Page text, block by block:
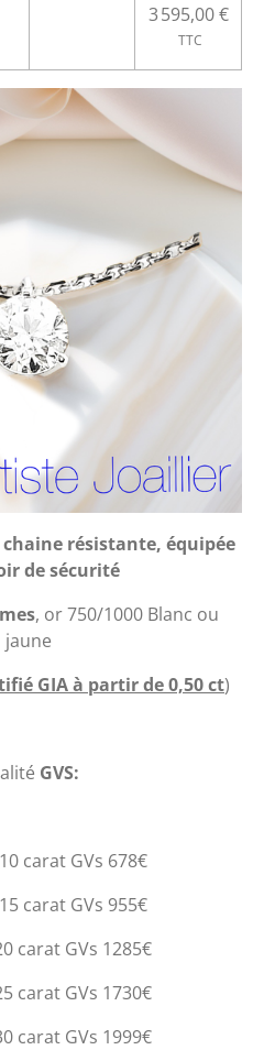
3 595,00 €
résistante, équipée
de sécurité
, or 750/1000 Blanc ou
jaune
GIA à partir de 0,50 ct)
GVS:
carat GVs 678€
carat GVs 955€
carat GVs 1285€
carat GVs 1730€
carat GVs 1999€